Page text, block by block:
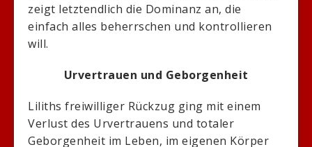
zeigt letztendlich die Dominanz an, die
einfach alles beherrschen und kontrollieren
will.
Urvertrauen und Geborgenheit
Liliths freiwilliger Rückzug ging mit einem
Verlust des Urvertrauens und totaler
Geborgenheit im Leben, im eigenen Körper